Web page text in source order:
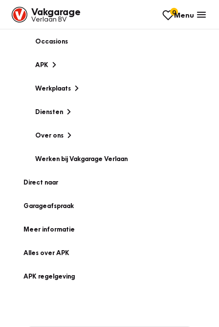
Vakgarage
Verlaan BV
0Menu
Occasions
APK
Werkplaats
Diensten
Over ons
Werken bij Vakgarage Verlaan
Direct naar
Garageafspraak
Meer informatie
Alles over APK
APK regelgeving